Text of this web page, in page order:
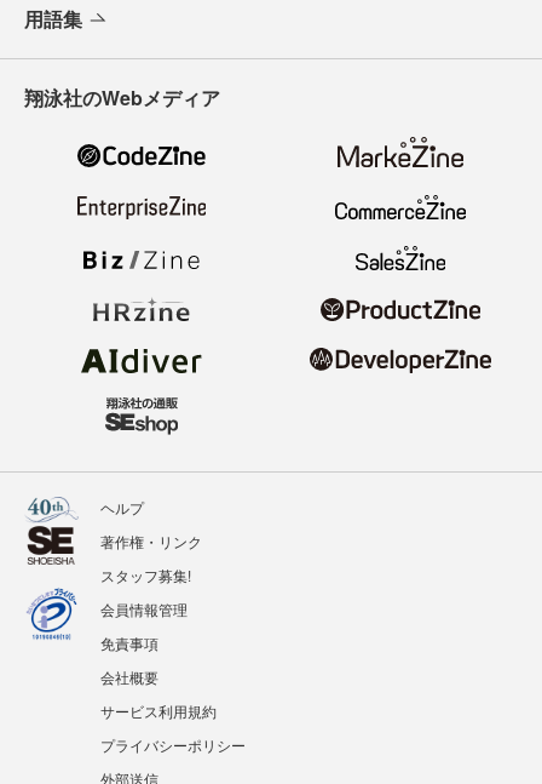
用語集
翔泳社のWebメディア
ヘルプ
著作権・リンク
スタッフ募集!
会員情報管理
免責事項
会社概要
サービス利用規約
プライバシーポリシー
外部送信